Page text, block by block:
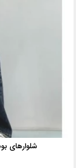
شلوارهای